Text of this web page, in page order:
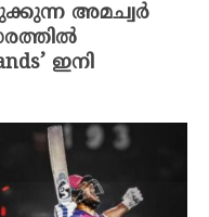
അമച്വർ
ഇനി